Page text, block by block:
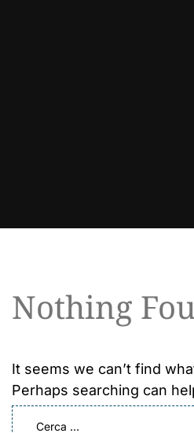
Nothing
It seems we can’t find
Perhaps searching can